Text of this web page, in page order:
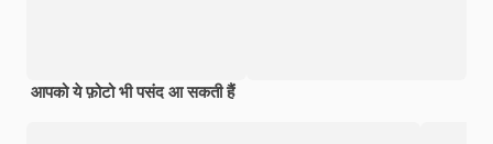
आपको ये फ़ोटो भी पसंद आ सकती हैं